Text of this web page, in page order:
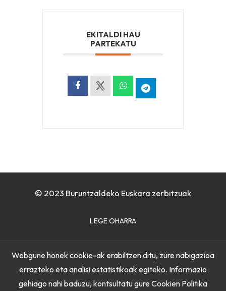
EKITALDI HAU
PARTEKATU
© 2023 Buruntzaldeko Euskara zerbitzuak
LEGE OHARRA
PRIBATUTASUN POLITIKA
Webgune honek cookie-ak erabiltzen ditu, zure nabigazioa
errazteko eta analisi estatistikoak egiteko. Informazio
gehiago nahi baduzu, kontsultatu gure Cookien Politika